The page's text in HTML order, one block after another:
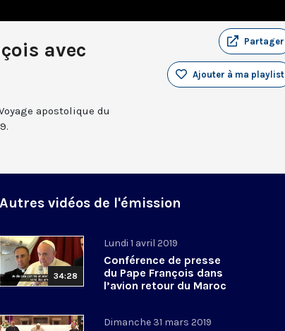
avec
Partager
Ajouter à ma playlist
apostolique du
Autres vidéos de l'émission
34:28
Lundi 1 avril 2019
Conférence de presse
du Pape François dans
l’avion retour du Maroc
Dimanche 31 mars 2019